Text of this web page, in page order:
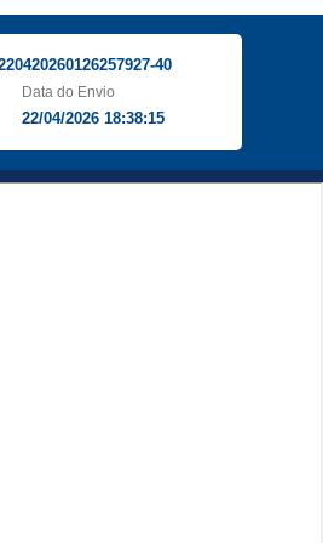
40
Data do Envio
22/04/2026 18:38:15